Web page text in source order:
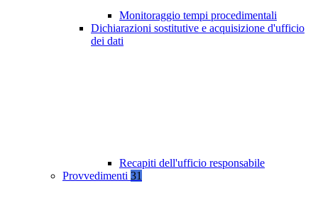
Monitoraggio tempi procedimentali
Dichiarazioni sostitutive e acquisizione d'ufficio
dei dati
Recapiti dell'ufficio responsabile
Provvedimenti 31